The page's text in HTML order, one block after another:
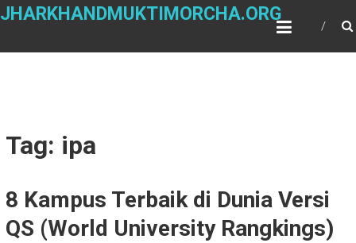
Skip
JHARKHANDMUKTIMORCHA.ORG
Tag: ipa
8 Kampus Terbaik di Dunia Versi
QS (World University Rangkings)